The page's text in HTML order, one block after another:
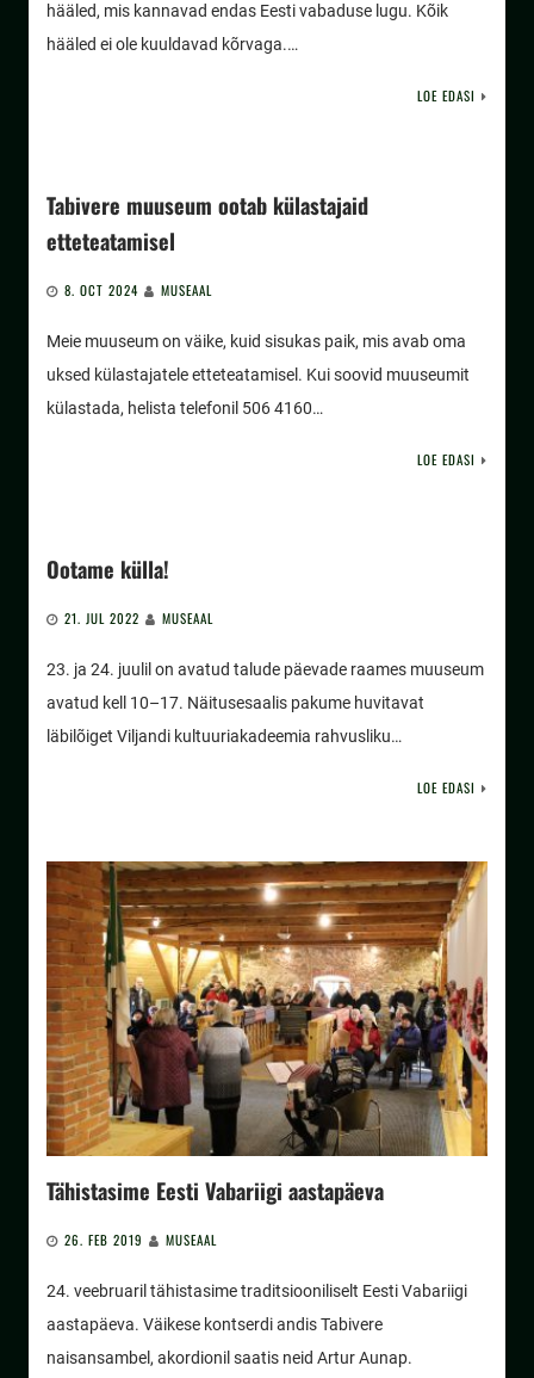
hääled, mis kannavad endas Eesti vabaduse lugu. Kõik
hääled ei ole kuuldavad kõrvaga.…
LOE EDASI
Tabivere muuseum ootab külastajaid
etteteatamisel
8. OCT 2024 MUSEAAL
Meie muuseum on väike, kuid sisukas paik, mis avab oma
uksed külastajatele etteteatamisel. Kui soovid muuseumit
külastada, helista telefonil 506 4160…
LOE EDASI
Ootame külla!
21. JUL 2022 MUSEAAL
23. ja 24. juulil on avatud talude päevade raames muuseum
avatud kell 10–17. Näitusesaalis pakume huvitavat
läbilõiget Viljandi kultuuriakadeemia rahvusliku…
LOE EDASI
Tähistasime Eesti Vabariigi aastapäeva
26. FEB 2019 MUSEAAL
24. veebruaril tähistasime traditsiooniliselt Eesti Vabariigi
aastapäeva. Väikese kontserdi andis Tabivere
naisansambel, akordionil saatis neid Artur Aunap.